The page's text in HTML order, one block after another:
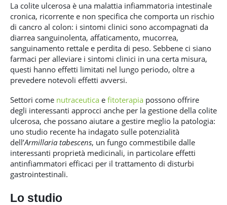
La colite ulcerosa è una malattia infiammatoria intestinale
cronica, ricorrente e non specifica che comporta un rischio
di cancro al colon: i sintomi clinici sono accompagnati da
diarrea sanguinolenta, affaticamento, mucorrea,
sanguinamento rettale e perdita di peso. Sebbene ci siano
farmaci per alleviare i sintomi clinici in una certa misura,
questi hanno effetti limitati nel lungo periodo, oltre a
prevedere notevoli effetti avversi.
Settori come nutraceutica e fitoterapia possono offrire
degli interessanti approcci anche per la gestione della colite
ulcerosa, che possano aiutare a gestire meglio la patologia:
uno studio recente ha indagato sulle potenzialità
dell’Armillaria tabescens, un fungo commestibile dalle
interessanti proprietà medicinali, in particolare effetti
antinfiammatori efficaci per il trattamento di disturbi
gastrointestinali.
Lo studio